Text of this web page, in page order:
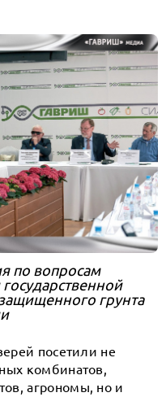
по вопросам
грунта
посетили не
комбинатов,
агрономы, но и